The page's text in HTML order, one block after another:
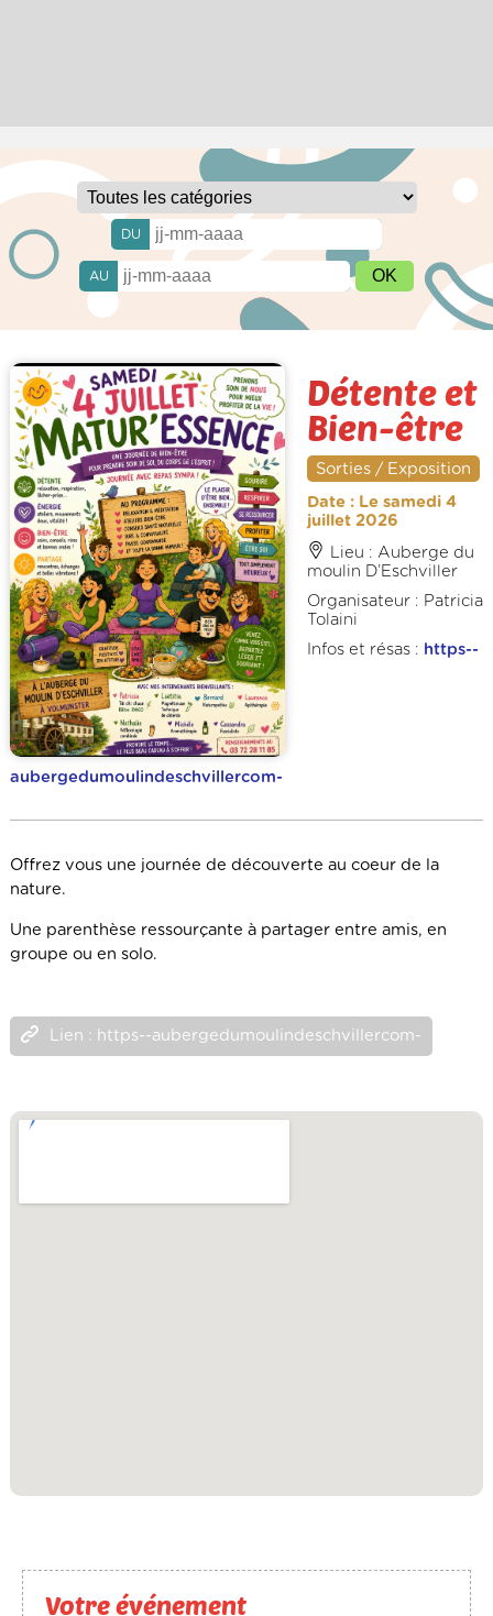
DU
AU
Détente et
Bien-être
Sorties / Exposition
Date : Le samedi 4
juillet 2026
Lieu : Auberge du
moulin D’Eschviller
Organisateur : Patricia
Tolaini
Infos et résas : https--
aubergedumoulindeschvillercom-
Offrez vous une journée de découverte au coeur de la
nature.
Une parenthèse ressourçante à partager entre amis, en
groupe ou en solo.
Lien : https--aubergedumoulindeschvillercom-
Votre événement